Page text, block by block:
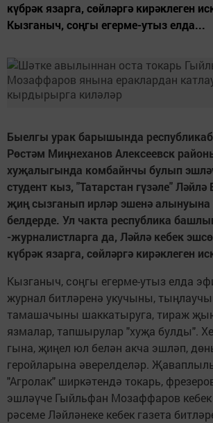
күбрәк язарга, сөйләргә кирәклеген
Кызганыч, соңгы егерме-утыз елда...
Быелгы урак барышында
Рөстәм Миңнеханов Алексеевск
хуҗалыгында комбайнчы булып
студент кыз, "Татарстан гүзәле"
җиң сызганып ирләр эшенә алынуына
белдерде. Ул чакта республика
-журналистларга да, Ләйлә кебек
күбрәк язарга, сөйләргә кирәклеген
Кызганыч, соңгы егерме-утыз елда
журнал битләренә укучыны,
тамашачыны шаккатыруга, тираж
язмалар, тапшырулар "хуҗа булды".
гына, җиңел юл белән акча эшләп,
геройларына әверелделәр.
"Агролак" ширкәтендә токарь,
эшләүче Гыйльфан Мозаффаров кебек
рәсеме Ләйләнеке кебек газета